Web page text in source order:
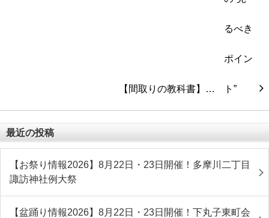
【間取りの教科書】…
最近の投稿
【お祭り情報2026】8月22日・23日開催！多摩川二丁目
諏訪神社例大祭
【盆踊り情報2026】8月22日・23日開催！下丸子東町会